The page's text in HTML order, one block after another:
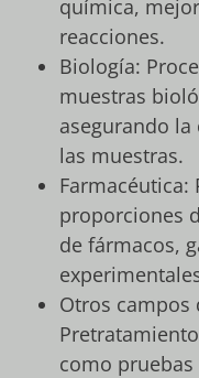
química,
reacciones.
Biología:
muestras
asegurando
las muestras.
Farmacéutica:
proporciones
de fármacos,
Otros campos
como